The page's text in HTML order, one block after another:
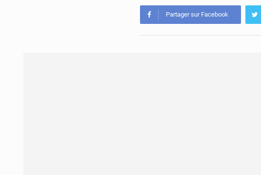
Partager sur Facebook